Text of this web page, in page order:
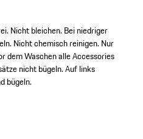
Nicht bleichen. Bei niedriger
Nicht chemisch reinigen. Nur
dem Waschen alle Accessories
nicht bügeln. Auf links
bügeln.